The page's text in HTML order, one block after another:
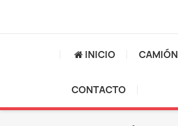
INICIO CAMIÓN
CONTACTO